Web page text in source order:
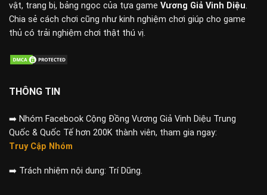
vật, trang bị, bảng ngọc của tựa game Vương Giả Vinh Diệu.
Chia sẻ cách chơi cũng như kinh nghiệm chơi giúp cho game
thủ có trải nghiệm chơi thật thú vị.
THÔNG TIN
➡️ Nhóm Facebook Cộng Đồng Vương Giả Vinh Diệu Trung
Quốc & Quốc Tế hơn 200K thành viên, tham gia ngay:
Truy Cập Nhóm
➡️ Trách nhiệm nội dung: Trí Dũng.